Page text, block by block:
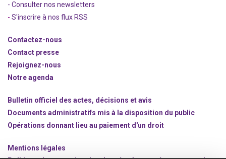
- Consulter nos newsletters
- S'inscrire à nos flux RSS
Contactez-nous
Contact presse
Rejoignez-nous
Notre agenda
Bulletin officiel des actes, décisions et avis
Documents administratifs mis à la disposition du public
Opérations donnant lieu au paiement d'un droit
Mentions légales